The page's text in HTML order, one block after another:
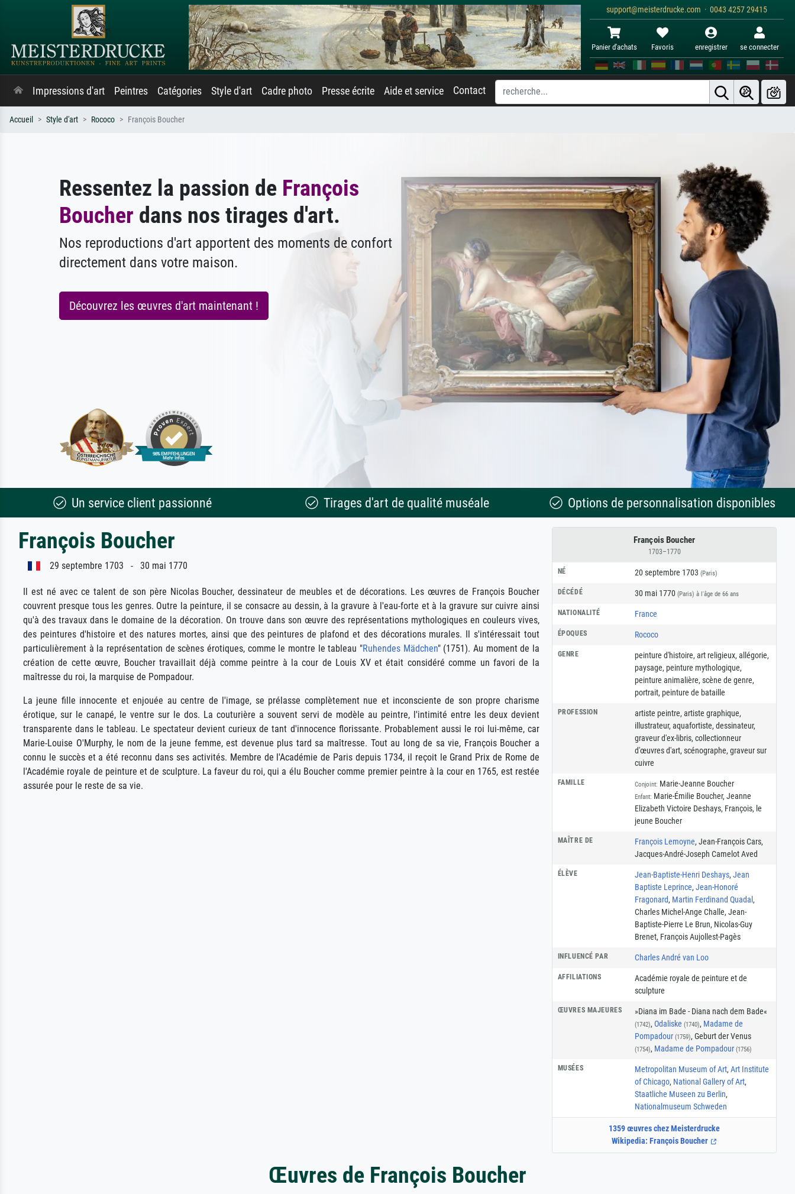
support@meisterdrucke.com · 0043 4257 29415
Panier d'achats Favoris enregistrer se connecter
Impressions d'art Peintres Catégories Style d'art Cadre photo Presse écrite Aide et service Contact
Accueil Style d'art Rococo François Boucher
Ressentez la passion de François
Boucher dans nos tirages d'art.
Nos reproductions d'art apportent des moments de confort
directement dans votre maison.
Découvrez les œuvres d'art maintenant !
Un service client passionné Tirages d'art de qualité muséale Options de personnalisation disponibles
François Boucher
1703–1770
NÉ 20 septembre 1703 (Paris)
DÉCÉDÉ 30 mai 1770 (Paris) à l'âge de 66 ans
NATIONALITÉ France
ÉPOQUES Rococo
GENRE peinture d'histoire, art religieux, allégorie,
paysage, peinture mythologique,
peinture animalière, scène de genre,
portrait, peinture de bataille
PROFESSION artiste peintre, artiste graphique,
illustrateur, aquafortiste, dessinateur,
graveur d'ex-libris, collectionneur
d'œuvres d'art, scénographe, graveur sur
cuivre
FAMILLE Conjoint: Marie-Jeanne Boucher
Enfant: Marie-Émilie Boucher, Jeanne
Elizabeth Victoire Deshays, François, le
jeune Boucher
MAÎTRE DE François Lemoyne, Jean-François Cars,
Jacques-André-Joseph Camelot Aved
ÉLÈVE Jean-Baptiste-Henri Deshays, Jean
Baptiste Leprince, Jean-Honoré
Fragonard, Martin Ferdinand Quadal ,
Charles Michel-Ange Challe, Jean-
Baptiste-Pierre Le Brun, Nicolas-Guy
Brenet, François Aujollest-Pagès
INFLUENCÉ PAR Charles André van Loo
AFFILIATIONS
Académie royale de peinture et de
sculpture
ŒUVRES MAJEURES »Diana im Bade - Diana nach dem Bade«
(1742), Odaliske (1740), Madame de
Pompadour (1759), Geburt der Venus
(1754), Madame de Pompadour (1756)
MUSÉES Metropolitan Museum of Art, Art Institute
of Chicago, National Gallery of Art,
Staatliche Museen zu Berlin,
Nationalmuseum Schweden
1359 œuvres chez Meisterdrucke
Wikipedia: François Boucher
François Boucher
29 septembre 1703 - 30 mai 1770
Il est né avec ce talent de son père Nicolas Boucher, dessinateur de meubles et de décorations. Les œuvres de François Boucher
couvrent presque tous les genres. Outre la peinture, il se consacre au dessin, à la gravure à l'eau-forte et à la gravure sur cuivre ainsi
qu'à des travaux dans le domaine de la décoration. On trouve dans son œuvre des représentations mythologiques en couleurs vives,
des peintures d'histoire et des natures mortes, ainsi que des peintures de plafond et des décorations murales. Il s'intéressait tout
particulièrement à la représentation de scènes érotiques, comme le montre le tableau "Ruhendes Mädchen" (1751). Au moment de la
création de cette œuvre, Boucher travaillait déjà comme peintre à la cour de Louis XV et était considéré comme un favori de la
maîtresse du roi, la marquise de Pompadour.
La jeune fille innocente et enjouée au centre de l'image, se prélasse complètement nue et inconsciente de son propre charisme
érotique, sur le canapé, le ventre sur le dos. La couturière a souvent servi de modèle au peintre, l'intimité entre les deux devient
transparente dans le tableau. Le spectateur devient curieux de tant d'innocence florissante. Probablement aussi le roi lui-même, car
Marie-Louise O'Murphy, le nom de la jeune femme, est devenue plus tard sa maîtresse. Tout au long de sa vie, François Boucher a
connu le succès et a été reconnu dans ses activités. Membre de l'Académie de Paris depuis 1734, il reçoit le Grand Prix de Rome de
l'Académie royale de peinture et de sculpture. La faveur du roi, qui a élu Boucher comme premier peintre à la cour en 1765, est restée
assurée pour le reste de sa vie.
Œuvres de François Boucher